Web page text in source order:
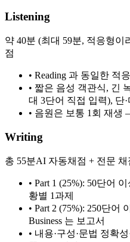
Listening
약 40분 (최대 59분, 적응형이
점
• Reading 과 동일한 적
• 짧은 음성 객관식, 긴
대 3단어 직접 입력), 단
• 음원은 보통 1회 재생
Writing
총 55분AI 자동채점 + 전문 채
• Part 1 (25%): 50단어
황별 1과제
• Part 2 (75%): 250단어
Business 는 보고서
• 내용·구성·문법 정확